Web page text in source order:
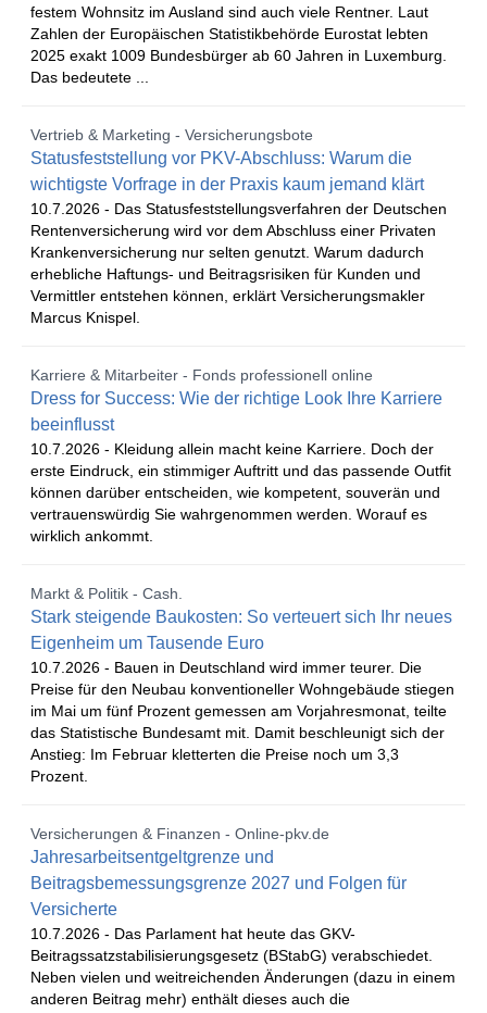
festem Wohnsitz im Ausland sind auch viele Rentner. Laut
Zahlen der Europäischen Statistikbehörde Eurostat lebten
2025 exakt 1009 Bundesbürger ab 60 Jahren in Luxemburg.
Das bedeutete ...
Vertrieb & Marketing - Versicherungsbote
Statusfeststellung vor PKV-Abschluss: Warum die
wichtigste Vorfrage in der Praxis kaum jemand klärt
10.7.2026 - Das Statusfeststellungsverfahren der Deutschen
Rentenversicherung wird vor dem Abschluss einer Privaten
Krankenversicherung nur selten genutzt. Warum dadurch
erhebliche Haftungs- und Beitragsrisiken für Kunden und
Vermittler entstehen können, erklärt Versicherungsmakler
Marcus Knispel.
Karriere & Mitarbeiter - Fonds professionell online
Dress for Success: Wie der richtige Look Ihre Karriere
beeinflusst
10.7.2026 - Kleidung allein macht keine Karriere. Doch der
erste Eindruck, ein stimmiger Auftritt und das passende Outfit
können darüber entscheiden, wie kompetent, souverän und
vertrauenswürdig Sie wahrgenommen werden. Worauf es
wirklich ankommt.
Markt & Politik - Cash.
Stark steigende Baukosten: So verteuert sich Ihr neues
Eigenheim um Tausende Euro
10.7.2026 - Bauen in Deutschland wird immer teurer. Die
Preise für den Neubau konventioneller Wohngebäude stiegen
im Mai um fünf Prozent gemessen am Vorjahresmonat, teilte
das Statistische Bundesamt mit. Damit beschleunigt sich der
Anstieg: Im Februar kletterten die Preise noch um 3,3
Prozent.
Versicherungen & Finanzen - Online-pkv.de
Jahresarbeitsentgeltgrenze und
Beitragsbemessungsgrenze 2027 und Folgen für
Versicherte
10.7.2026 - Das Parlament hat heute das GKV-
Beitragssatzstabilisierungsgesetz (BStabG) verabschiedet.
Neben vielen und weitreichenden Änderungen (dazu in einem
anderen Beitrag mehr) enthält dieses auch die